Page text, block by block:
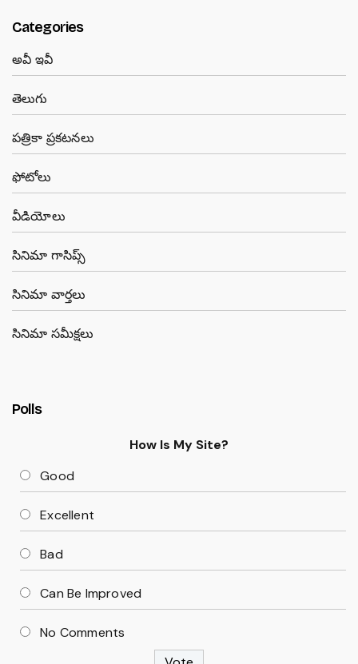
Categories
అవీ ఇవీ
తెలుగు
పత్రికా ప్రకటనలు
ఫోటోలు
వీడియోలు
సినిమా గాసిప్స్
సినిమా వార్తలు
సినిమా సమీక్షలు
Polls
How Is My Site?
Good
Excellent
Bad
Can Be Improved
No Comments